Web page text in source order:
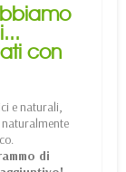
con
e naturali,
di